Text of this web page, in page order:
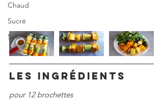
Chaud
Sucré
Salé
LES ingrédients
pour 12 brochettes